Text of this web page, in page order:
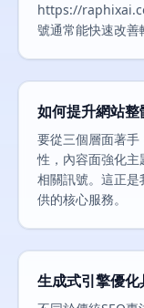
https://
號通常能快速改善
如何提升網站整
要從三個層面著
性，內容面強化
相關訊號。這正
供的核心服務。
生成式引擎優化